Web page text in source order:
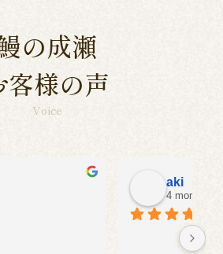
の成瀬
客様の声
Voice